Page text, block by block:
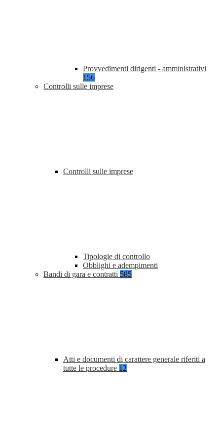
Provvedimenti dirigenti - amministrativi
156
Controlli sulle imprese
Controlli sulle imprese
Tipologie di controllo
Obblighi e adempimenti
Bandi di gara e contratti 585
Atti e documenti di carattere generale riferiti a
tutte le procedure 12